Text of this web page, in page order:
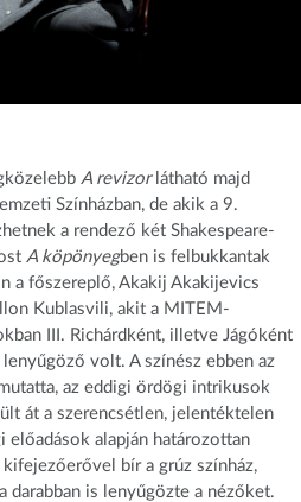
A revizorlátható majd
Színházban, de akik a 9.
a rendező két Shakespeare-
A köpönyegben is felbukkantak
a főszereplő, Akakij Akakijevics
Kublasvili, akit a MITEM-
III. Richárdként, illetve Jágóként
volt. A színész ebben az
az eddigi ördögi intrikusok
át a szerencsétlen, jelentéktelen
előadások alapján határozottan
bír a grúz színház,
darabban is lenyűgözte a nézőket.